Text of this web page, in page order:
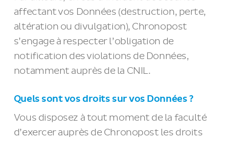
affectant vos Données (destruction, perte,
altération ou divulgation), Chronopost
s’engage à respecter l’obligation de
notification des violations de Données,
notamment auprès de la CNIL.
Quels sont vos droits sur vos Données ?
Vous disposez à tout moment de la faculté
d’exercer auprès de Chronopost les droits